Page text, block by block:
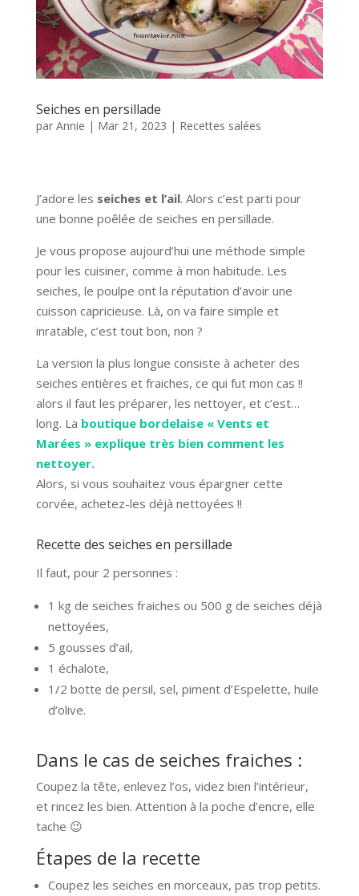
Seiches en persillade
par Annie | Mar 21, 2023 | Recettes salées
J’adore les seiches et l’ail. Alors c’est parti pour
une bonne poêlée de seiches en persillade.
Je vous propose aujourd’hui une méthode simple
pour les cuisiner, comme à mon habitude. Les
seiches, le poulpe ont la réputation d’avoir une
cuisson capricieuse. Là, on va faire simple et
inratable, c’est tout bon, non ?
La version la plus longue consiste à acheter des
seiches entières et fraiches, ce qui fut mon cas !!
alors il faut les préparer, les nettoyer, et c’est…
long. La boutique bordelaise « Vents et
Marées » explique très bien comment les
nettoyer.
Alors, si vous souhaitez vous épargner cette
corvée, achetez-les déjà nettoyées !!
Recette des seiches en persillade
Il faut, pour 2 personnes :
1 kg de seiches fraiches ou 500 g de seiches déjà
nettoyées,
5 gousses d’ail,
1 échalote,
1/2 botte de persil, sel, piment d’Espelette, huile
d’olive.
Dans le cas de seiches fraiches :
Coupez la tête, enlevez l’os, videz bien l’intérieur,
et rincez les bien. Attention à la poche d’encre, elle
tache 😉
Étapes de la recette
Coupez les seiches en morceaux, pas trop petits.